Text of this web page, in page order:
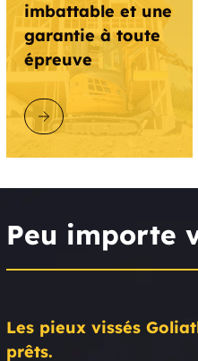
imbattable et une
garantie à toute
épreuve
DÉCOUVRIR GOLIATHTECH
Peu importe
Les pieux vissés
prêts.